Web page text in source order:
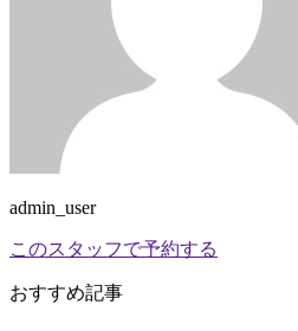
admin_user
このスタッフで予約する
おすすめ記事